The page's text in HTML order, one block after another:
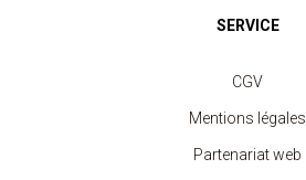
SERVICE
CGV
Mentions légales
Partenariat web